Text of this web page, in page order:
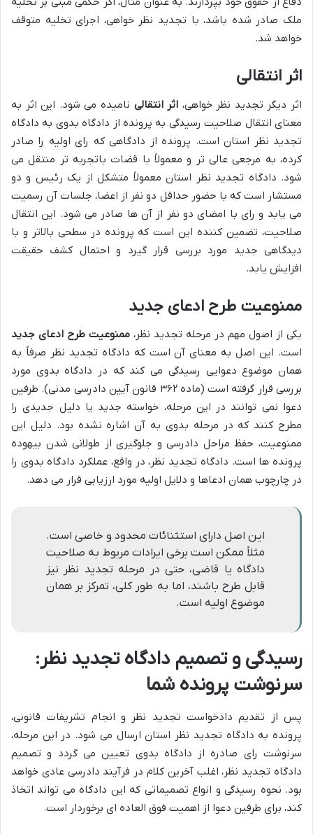
ملک صادر شده باشد، با تجدید نظر خواهی، اجرای تخلیه متوقف
خواهد شد.
اثر انتقالی
اثر دیگر تجدید نظر خواهی، اثر انتقالی نامیده می شود. این اثر به
معنای انتقال صلاحیت رسیدگی به پرونده از دادگاه بدوی به دادگاه
تجدید نظر استان است. پرونده از دادگاهی که رای اولیه را صادر
کرده، به مرجعی عالی تر و معمولاً با قضات باتجربه تر منتقل می
شود. دادگاه تجدید نظر استان معمولاً متشکل از یک رئیس و دو
مستشار است که با حضور حداقل دو نفر از اعضا، جلسات آن رسمیت
می یابد و رای با امضای دو نفر از آن ها صادر می شود. این انتقال
صلاحیت، تضمین کننده این است که پرونده در سطحی بالاتر و با
دیدگاهی جدید مورد بررسی قرار گیرد و احتمال کشف حقیقت
افزایش یابد.
ممنوعیت طرح ادعای جدید
یکی از اصول مهم در مرحله تجدید نظر، ممنوعیت طرح ادعای جدید
است. این اصل به معنای آن است که دادگاه تجدید نظر صرفاً به
همان موضوع دعوایی رسیدگی می کند که در دادگاه بدوی مورد
بررسی قرار گرفته است (ماده ۳۶۲ قانون آیین دادرسی مدنی). طرفین
دعوا نمی توانند در این مرحله، خواسته جدید یا دلیل جدیدی را
مطرح کنند که در مرحله بدوی به آن اشاره نشده بود. دلیل این
ممنوعیت، حفظ مراحل دادرسی و جلوگیری از طولانی شدن بیهوده
پرونده ها است. دادگاه تجدید نظر، در واقع، عملکرد دادگاه بدوی را
در چارچوب همان ادعاها و دلایل اولیه مورد ارزیابی قرار می دهد.
این اصل دارای استثنائات محدود و خاصی است.
مثلاً ممکن است برخی ایرادات مربوط به صلاحیت
دادگاه یا قاضی، حتی در مرحله تجدید نظر نیز
قابل طرح باشند، اما به طور کلی، تمرکز بر همان
موضوع اولیه است.
رسیدگی و تصمیم دادگاه تجدید نظر:
سرنوشت پرونده شما
پس از تقدیم دادخواست تجدید نظر و انجام تشریفات قانونی،
پرونده به دادگاه تجدید نظر استان ارسال می شود. در این مرحله،
سرنوشت رای صادره از دادگاه بدوی تعیین می گردد و تصمیم
دادگاه تجدید نظر، اغلب آخرین کلام در فرآیند دادرسی عادی خواهد
بود. نحوه رسیدگی و انواع تصمیماتی که این دادگاه می تواند اتخاذ
کند، برای طرفین دعوا از اهمیت فوق العاده ای برخوردار است.